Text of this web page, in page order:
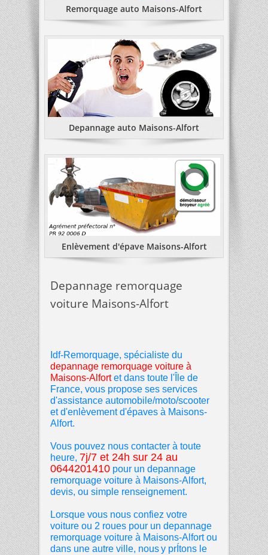
Remorquage auto Maisons-Alfort
Depannage auto Maisons-Alfort
Enlèvement d'épave Maisons-Alfort
Depannage remorquage
voiture Maisons-Alfort
Idf-Remorquage, spécialiste du
depannage remorquage voiture à
Maisons-Alfortet dans toute l'Île de
France, vous propose ses services
d'assistance automobile/moto/scooter
et d'enlèvement d'épaves à Maisons-
Alfort.
Vous pouvez nous contacter à toute
heure, 7j/7 et 24h sur 24 au
0644201410 pour un depannage
remorquage voiture à Maisons-Alfort,
devis, ou simple renseignement.
Lorsque vous nous confiez votre
voiture ou 2 roues pour un depannage
remorquage voiture à Maisons-Alfort ou
dans une autre ville, nousy prÍtons le